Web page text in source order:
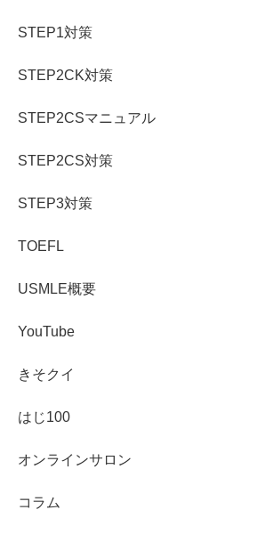
STEP1対策
STEP2CK対策
STEP2CSマニュアル
STEP2CS対策
STEP3対策
TOEFL
USMLE概要
YouTube
きそクイ
はじ100
オンラインサロン
コラム